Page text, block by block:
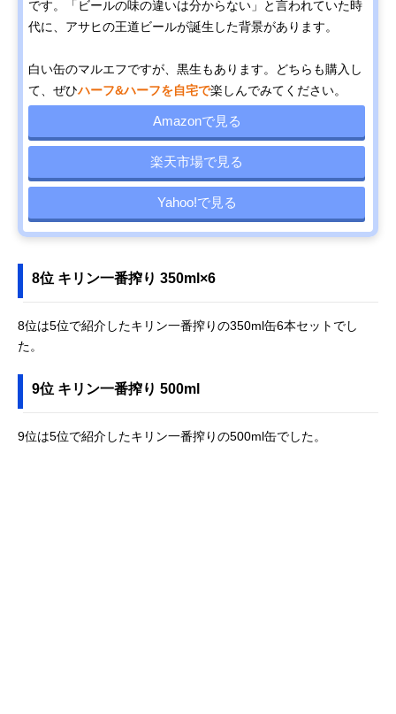
です。「ビールの味の違いは分からない」と言われていた時
代に、アサヒの王道ビールが誕生した背景があります。
白い缶のマルエフですが、黒生もあります。どちらも購入し
て、ぜひハーフ&ハーフを自宅で楽しんでみてください。
Amazonで見る
楽天市場で見る
Yahoo!で見る
8位 キリン一番搾り 350ml×6
8位は5位で紹介したキリン一番搾りの350ml缶6本セットでし
た。
9位 キリン一番搾り 500ml
9位は5位で紹介したキリン一番搾りの500ml缶でした。